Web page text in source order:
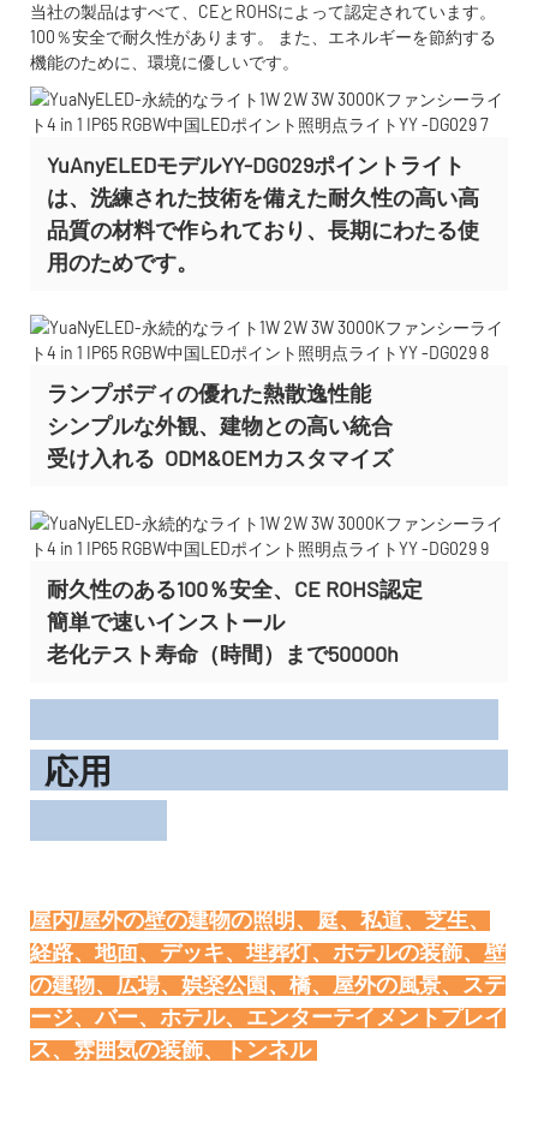
当社の製品はすべて、CEとROHSによって認定されています。
100％安全で耐久性があります。 また、エネルギーを節約する
機能のために、環境に優しいです。
YuAnyELEDモデルYY-DG029ポイントライト
は、洗練された技術を備えた耐久性の高い高
品質の材料で作られており、長期にわたる使
用のためです。
ランプボディの優れた熱散逸性能
シンプルな外観、建物との高い統合
受け入れる ODM&OEMカスタマイズ
耐久性のある100％安全、CE ROHS認定
簡単で速いインストール
老化テスト寿命（時間）まで50000h
応用
屋内/屋外の壁の建物の照明、庭、私道、芝生、
経路、地面、デッキ、埋葬灯、ホテルの装飾、壁
の建物、広場、娯楽公園、橋、屋外の風景、ステ
ージ、バー、ホテル、エンターテイメントプレイ